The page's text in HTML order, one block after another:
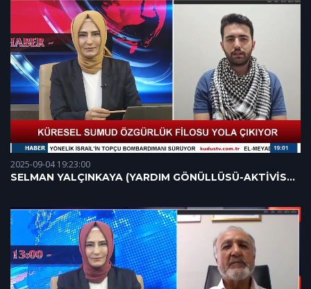
2025-09-04 19:23:00
SELMAN YALÇINKAYA (YARDIM GÖNÜLLÜSÜ-AKTİVİST)